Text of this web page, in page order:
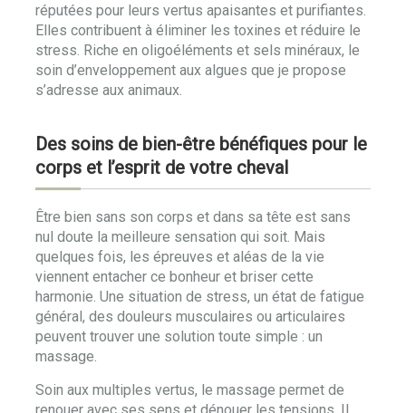
réputées pour leurs vertus apaisantes et purifiantes.
Elles contribuent à éliminer les toxines et réduire le
stress. Riche en oligoéléments et sels minéraux, le
soin d’enveloppement aux algues que je propose
s’adresse aux animaux.
Des soins de bien-être bénéfiques pour le
corps et l’esprit de votre cheval
Être bien sans son corps et dans sa tête est sans
nul doute la meilleure sensation qui soit. Mais
quelques fois, les épreuves et aléas de la vie
viennent entacher ce bonheur et briser cette
harmonie. Une situation de stress, un état de fatigue
général, des douleurs musculaires ou articulaires
peuvent trouver une solution toute simple : un
massage.
Soin aux multiples vertus, le massage permet de